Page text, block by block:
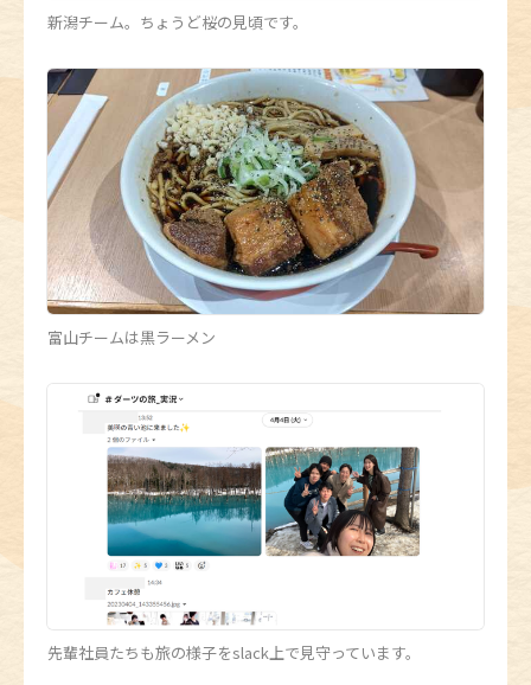
新潟チーム。ちょうど桜の見頃です。
富山チームは黒ラーメン
先輩社員たちも旅の様子をslack上で見守っています。